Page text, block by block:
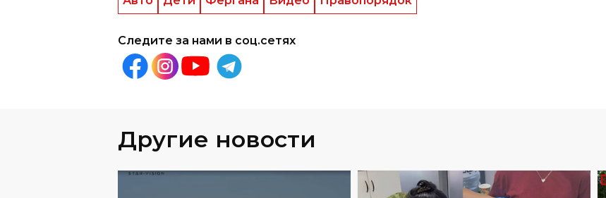
Следите за нами в соц.сетях
Другие новости